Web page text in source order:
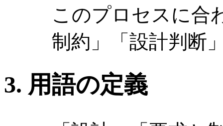
このプロセスに合
制約」「設計判断
3. 用語の定義